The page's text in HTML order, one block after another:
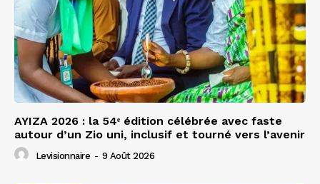
AYIZA 2026 : la 54ᵉ édition célébrée avec faste
autour d’un Zio uni, inclusif et tourné vers l’avenir
Levisionnaire - 9 Août 2026